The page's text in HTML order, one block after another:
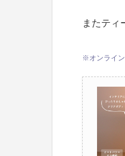
またティ
※オンライン